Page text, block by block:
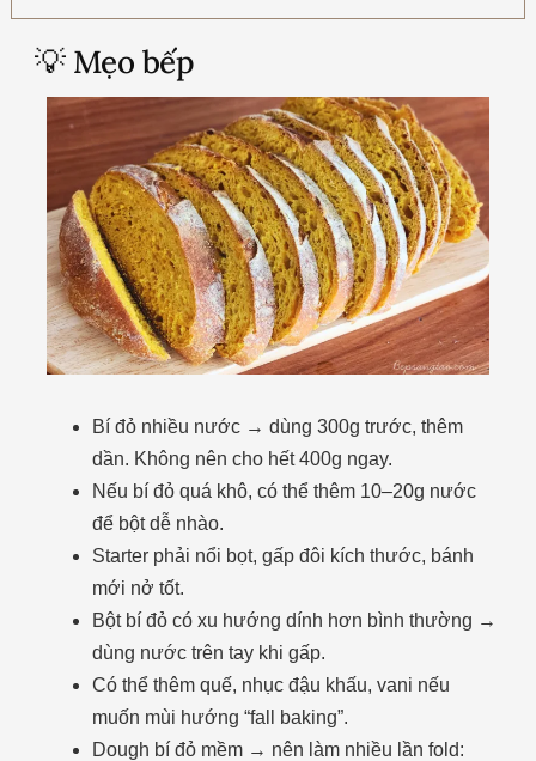
💡 Mẹo bếp
Bí đỏ nhiều nước → dùng 300g trước, thêm
dần. Không nên cho hết 400g ngay.
Nếu bí đỏ quá khô, có thể thêm 10–20g nước
để bột dễ nhào.
Starter phải nổi bọt, gấp đôi kích thước, bánh
mới nở tốt.
Bột bí đỏ có xu hướng dính hơn bình thường →
dùng nước trên tay khi gấp.
Có thể thêm quế, nhục đậu khấu, vani nếu
muốn mùi hướng “fall baking”.
Dough bí đỏ mềm → nên làm nhiều lần fold: